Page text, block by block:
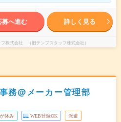
募へ進む 詳しく見る
株式会社 （旧テンプスタッフ株式会社）
務@メーカー管理部
休み WEB登録OK 派遣